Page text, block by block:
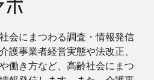
会にまつわる調査・情報発信
護事業者経営実態や法改正、
働き方など、高齢社会にまつ